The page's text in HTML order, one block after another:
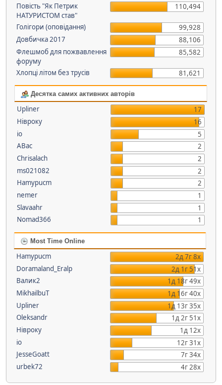
Повість "Як Петрик
НАТУРИСТОМ став"
110,494
Голігори (оповідання)
99,928
Довбичка 2017
88,106
Флешмоб для пожвавлення
форуму
85,582
Хлопці літом без трусів 81,621
Десятка самих активних авторів
Upliner
17
Нівроку
16
io
5
АВас
2
Chrisalach
2
ms021082
2
Hamypucm
2
nemer
1
Slavaahr
1
Nomad366
1
Most Time Online
Hamypucm
2д 7г 8х
Doramaland_Eralp
2д 1г 51х
Валик2
1д 18г 49х
MikhailbuT
1д 16г 40х
Upliner
1д 13г 35х
Oleksandr
1д 2г 51х
Нівроку
1д 12х
io
12г 31х
JesseGoatt
7г 34х
urbek72
4г 28х